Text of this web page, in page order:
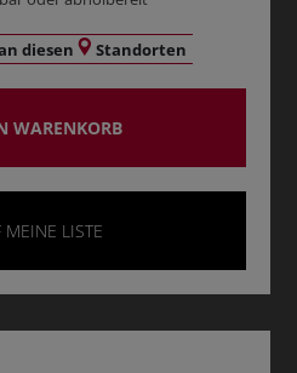
diesen Standorten
WARENKORB
LISTE